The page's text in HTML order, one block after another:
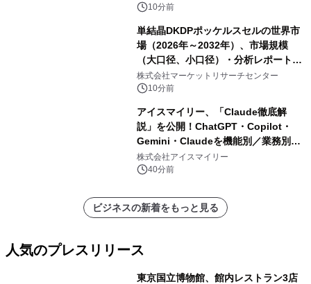
10分前
単結晶DKDPポッケルスセルの世界市
場（2026年～2032年）、市場規模
（大口径、小口径）・分析レポートを
発表
株式会社マーケットリサーチセンター
10分前
アイスマイリー、「Claude徹底解
説」を公開！ChatGPT・Copilot・
Gemini・Claudeを機能別／業務別に
比較―自社に合う生成AIの選び方がわ
かる実践ガイド
株式会社アイスマイリー
40分前
ビジネスの新着をもっと見る
人気のプレスリリース
東京国立博物館、館内レストラン3店